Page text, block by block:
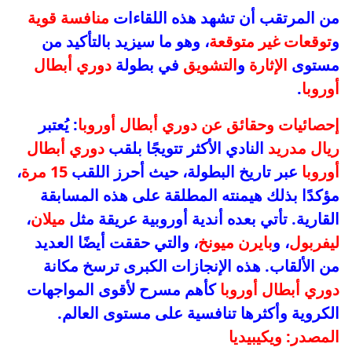
من المرتقب أن تشهد هذه اللقاءات منافسة قوية
وتوقعات غير متوقعة، وهو ما سيزيد بالتأكيد من
مستوى الإثارة والتشويق في بطولة دوري أبطال
أوروبا.
إحصائيات وحقائق عن دوري أبطال أوروبا: يُعتبر
ريال مدريد النادي الأكثر تتويجًا بلقب دوري أبطال
أوروبا عبر تاريخ البطولة، حيث أحرز اللقب 15 مرة
،
مؤكدًا بذلك هيمنته المطلقة على هذه المسابقة
القارية. تأتي بعده أندية أوروبية عريقة مثل ميلان،
ليفربول، وبايرن ميونخ، والتي حققت أيضًا العديد
من الألقاب. هذه الإنجازات الكبرى ترسخ مكانة
دوري أبطال أوروباكأهم مسرح لأقوى المواجهات
الكروية وأكثرها تنافسية على مستوى العالم.
المصدر: ويكيبيديا